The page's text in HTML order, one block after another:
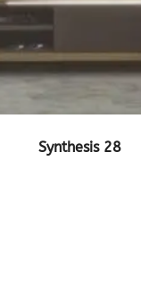
ΔΕΙΤΕ ΤΟ ΠΡΟΪΟΝ
Synthesis 28